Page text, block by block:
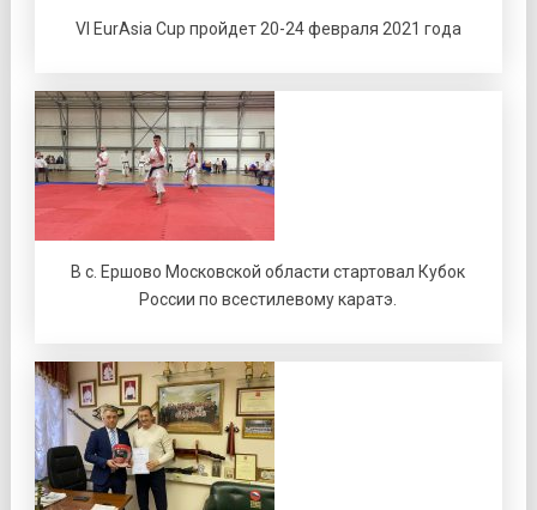
VI EurAsia Cup пройдет 20-24 февраля 2021 года
В с. Ершово Московской области стартовал Кубок
России по всестилевому каратэ.